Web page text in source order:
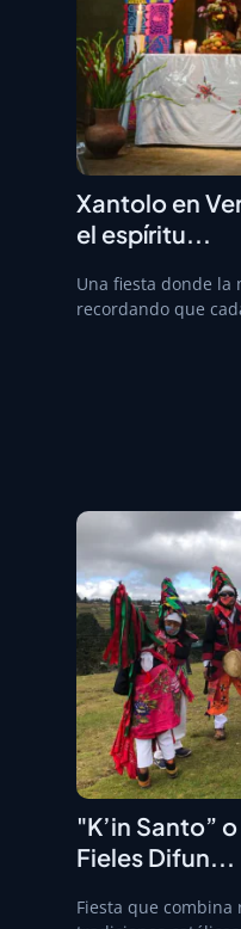
Xantolo en
el espíritu...
Una fiesta donde la
recordando que
"K’in Santo”
Fieles Difun...
Fiesta que combina